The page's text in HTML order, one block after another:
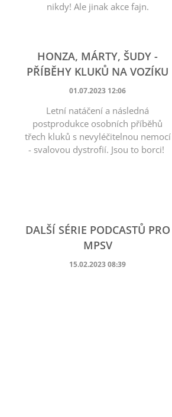
nikdy! Ale jinak akce fajn.
HONZA, MÁRTY, ŠUDY -
PŘÍBĚHY KLUKŮ NA VOZÍKU
01.07.2023 12:06
Letní natáčení a následná
postprodukce osobních příběhů
třech kluků s nevyléčitelnou nemocí
- svalovou dystrofií. Jsou to borci!
DALŠÍ SÉRIE PODCASTŮ PRO
MPSV
15.02.2023 08:39